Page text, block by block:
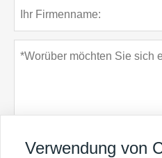
Verwendung von